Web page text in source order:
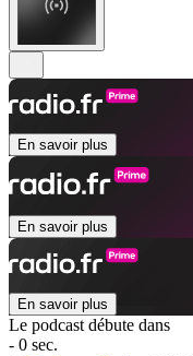
En savoir plus
En savoir plus
En savoir plus
Le podcast débute dans
- 0 sec.